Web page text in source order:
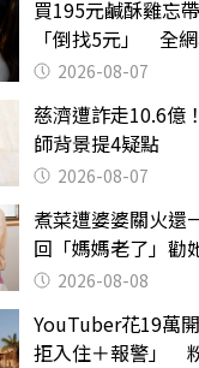
買195元鹹酥雞忘
「倒找5元」 全
2026-08-07
慈濟遭詐走10.6
師背景提4疑點
2026-08-07
煮菜遭婆婆關火還
回「媽媽老了」
崩潰：我像台傭
2026-08-08
YouTuber花19萬
拒入住＋報警」